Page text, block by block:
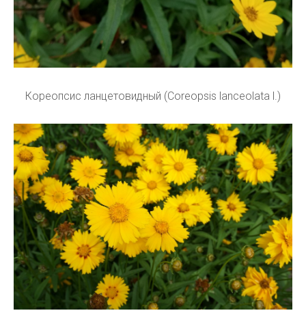
Кореопсис ланцетовидный (Coreopsis lanceolata l.)